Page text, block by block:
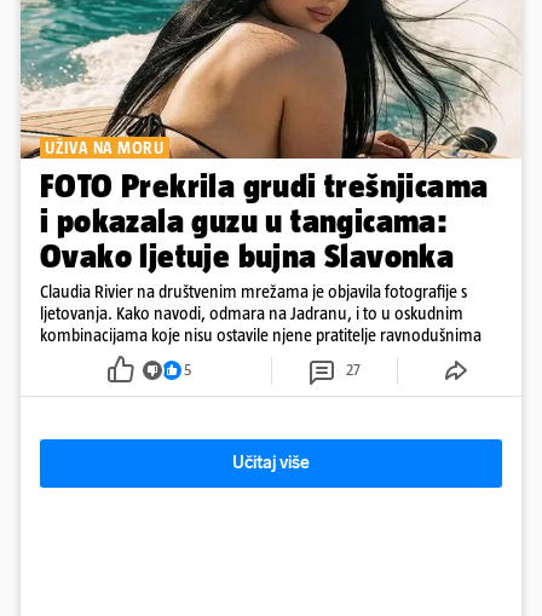
UŽIVA NA MORU
FOTO Prekrila grudi trešnjicama
i pokazala guzu u tangicama:
Ovako ljetuje bujna Slavonka
Claudia Rivier na društvenim mrežama je objavila fotografije s
ljetovanja. Kako navodi, odmara na Jadranu, i to u oskudnim
kombinacijama koje nisu ostavile njene pratitelje ravnodušnima
5 27
Učitaj više